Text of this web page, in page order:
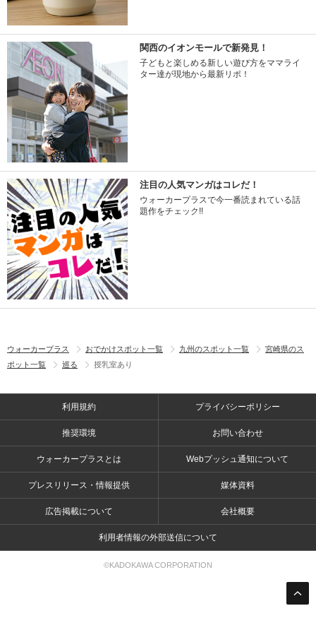
関西のイオンモールで新発見！
子どもと楽しめる新しい遊び方をママライ
ター達が現地から最新リポ！
注目の人気マンガはコレだ！
ウォーカープラスで今一番読まれている話
題作をチェック!!
ウォーカープラス おでかけスポット一覧 九州のスポット一覧
宮崎県のス
ポット一覧
巡る 授乳室あり
利用規約 プライバシーポリシー
推奨環境 お問い合わせ
ウォーカープラスとは Webプッシュ通知について
プレスリリース・情報提供 媒体資料
広告掲載について 会社概要
利用者情報の外部送信について
©KADOKAWA CORPORATION